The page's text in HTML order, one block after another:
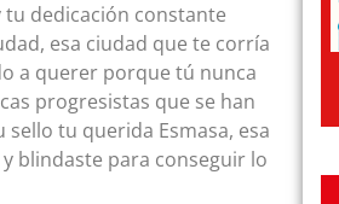
tu dedicación constante
esa ciudad que te corría
a querer porque tú nunca
progresistas que se han
tu querida Esmasa, esa
blindaste para conseguir lo